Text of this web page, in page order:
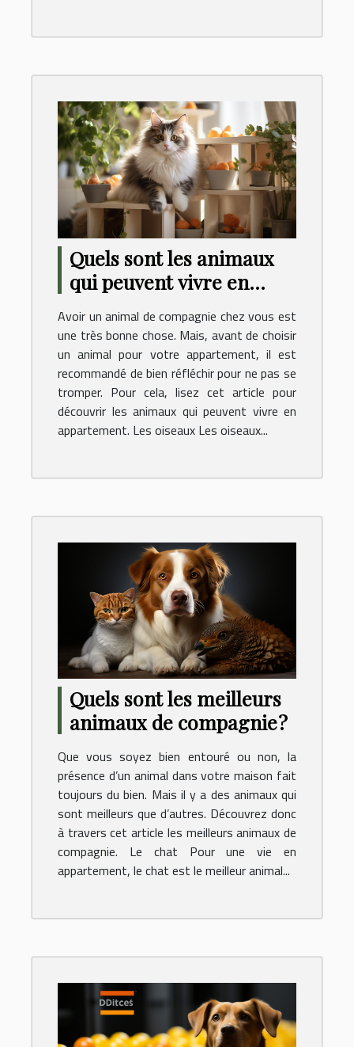
Quels sont les animaux
qui peuvent vivre en
appartement ?
Avoir un animal de compagnie chez vous est
une très bonne chose. Mais, avant de choisir
un animal pour votre appartement, il est
recommandé de bien réfléchir pour ne pas se
tromper. Pour cela, lisez cet article pour
découvrir les animaux qui peuvent vivre en
appartement. Les oiseaux Les oiseaux...
Quels sont les meilleurs
animaux de compagnie ?
Que vous soyez bien entouré ou non, la
présence d’un animal dans votre maison fait
toujours du bien. Mais il y a des animaux qui
sont meilleurs que d’autres. Découvrez donc
à travers cet article les meilleurs animaux de
compagnie. Le chat Pour une vie en
appartement, le chat est le meilleur animal...